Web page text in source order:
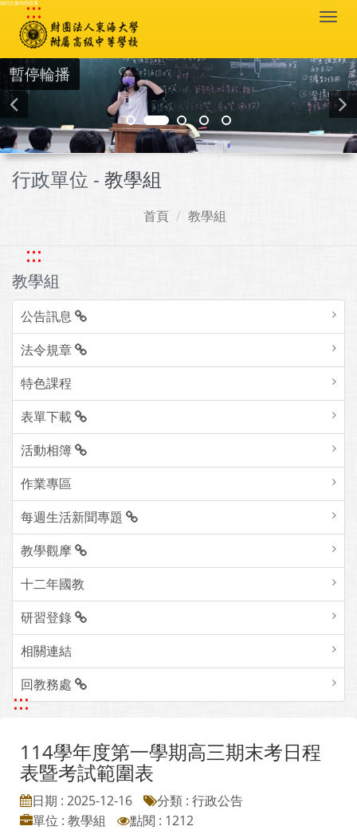
跳到主要內容區塊
:::
暫停輪播
行政單位 - 教學組
首頁 教學組
:::
教學組
公告訊息
法令規章
特色課程
表單下載
活動相簿
作業專區
每週生活新聞專題
教學觀摩
十二年國教
研習登錄
相關連結
回教務處
:::
114學年度第一學期高三期末考日程
表暨考試範圍表
日期 : 2025-12-16
分類 : 行政公告
單位 : 教學組
點閱 : 1212